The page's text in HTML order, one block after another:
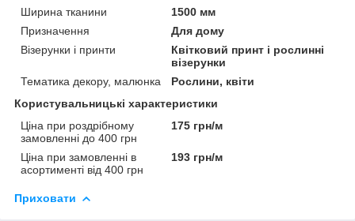
Ширина тканини
1500 мм
Призначення
Для дому
Візерунки і принти
Квітковий принт і рослинні
візерунки
Тематика декору, малюнка
Рослини, квіти
Користувальницькі характеристики
Ціна при роздрібному
замовленні до 400 грн
175 грн/м
Ціна при замовленні в
асортименті від 400 грн
193 грн/м
Приховати